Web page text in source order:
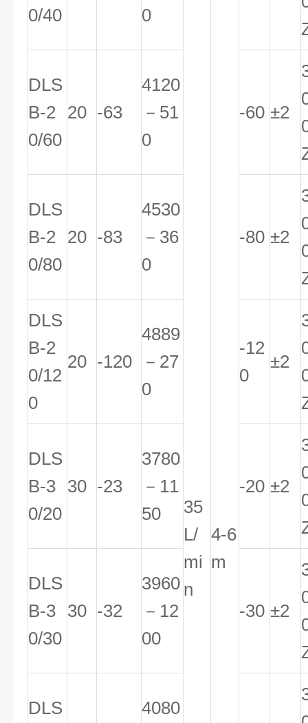
0/40 0
35
L/
mi
n
4-6
m
DLS
B-2
0/60
20 -63
4120
－51
0
-60 ±2
DLS
B-2
0/80
20 -83
4530
－36
0
-80 ±2
DLS
B-2
0/12
0
20 -120
4889
－27
0
-12
0
±2
DLS
B-3
0/20
30 -23
3780
－11
50
-20 ±2
DLS
B-3
0/30
30 -32
3960
－12
00
-30 ±2
DLS
4080